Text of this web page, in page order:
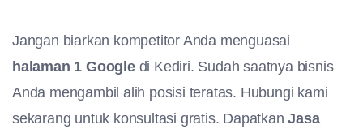
Jangan biarkan kompetitor Anda menguasai
halaman 1 Googledi Kediri. Sudah saatnya bisnis
Anda mengambil alih posisi teratas. Hubungi kami
sekarang untuk konsultasi gratis. DapatkanJasa